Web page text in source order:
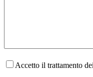
Accetto il trattamento